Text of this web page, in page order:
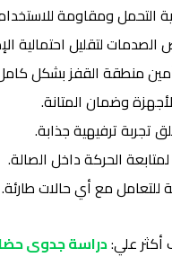
التحمل ومقاومة
لتقليل احتمالية
منطقة القفز بشكل
وضمان المتانة.
تجربة ترفيهية جذابة.
الحركة داخل الصالة.
مع أي حالات طارئة.
أكثر علي:دراسة جدوى